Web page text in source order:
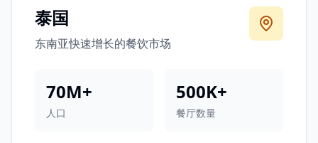
代理商
泰国
东南亚快速增长的餐饮市场
70M+
人口
500K+
餐厅数量